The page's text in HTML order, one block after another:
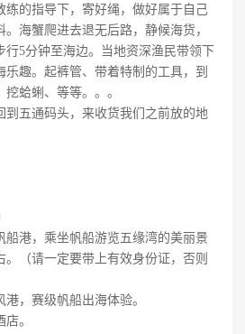
练的指导下，寄好绳，做好属于自己
海蟹爬进去退无后路，静候海货，
行5分钟至海边。当地资深渔民带领下
乐趣。起裤管、带着特制的工具，到
蛤蜊、等等。。。
到五通码头，来收货我们之前放的地
船港，乘坐帆船游览五缘湾的美丽景
。（请一定要带上有效身份证，否则
，赛级帆船出海体验。
。